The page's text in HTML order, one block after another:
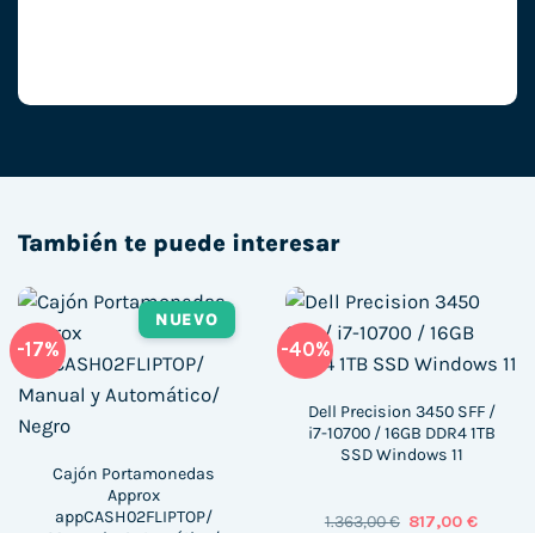
También te puede interesar
-17%
NUEVO
Cajón Portamonedas
Approx
appCASH02FLIPTOP/
-40%
Dell Precision 3450 SFF /
i7-10700 / 16GB DDR4 1TB
SSD Windows 11
1.363,00€ El
817,00€El